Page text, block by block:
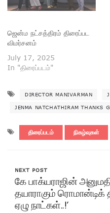
ஜென்ம நட்சத்திரம் திரைப்பட
விமர்சனம்
July 17, 2025
In "திரைப்படம்"
DIRECTOR MANIVARMAN
JENMA NATCHATHIRAM THANKS
திரைப்படம் நிகழ்வுகள்
NEXT POST
கே பாக்யராஜின்
தயாராகும் ரொமான்டிக்
ஏழு நாட்கள்..!’